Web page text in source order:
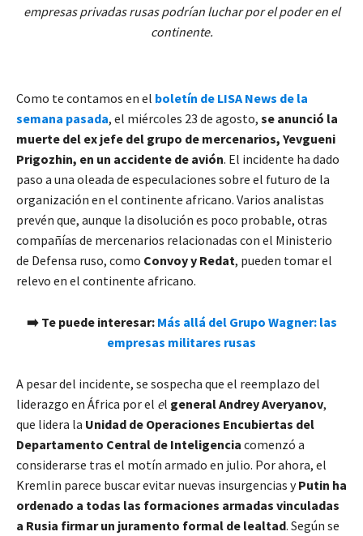
empresas privadas rusas podrían luchar por el poder en el
continente.
Como te contamos en el boletín de LISA News de la
semana pasada, el miércoles 23 de agosto, se anunció la
muerte del ex jefe del grupo de mercenarios, Yevgueni
Prigozhin, en un accidente de avión. El incidente ha dado
paso a una oleada de especulaciones sobre el futuro de la
organización en el continente africano. Varios analistas
prevén que, aunque la disolución es poco probable, otras
compañías de mercenarios relacionadas con el Ministerio
de Defensa ruso, como Convoy y Redat, pueden tomar el
relevo en el continente africano.
➡️ Te puede interesar: Más allá del Grupo Wagner: las
empresas militares rusas
A pesar del incidente, se sospecha que el reemplazo del
liderazgo en África por el el general Andrey Averyanov,
que lidera la Unidad de Operaciones Encubiertas del
Departamento Central de Inteligencia comenzó a
considerarse tras el motín armado en julio. Por ahora, el
Kremlin parece buscar evitar nuevas insurgencias yPutin ha
ordenado a todas las formaciones armadas vinculadas
a Rusia firmar un juramento formal de lealtad. Según se